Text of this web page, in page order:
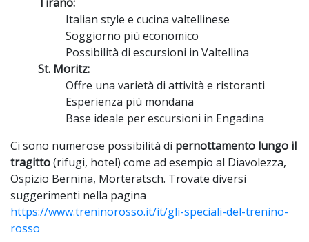
Italian style e cucina valtellinese
Soggiorno più economico
Possibilità di escursioni in Valtellina
St. Moritz:
Offre una varietà di attività e ristoranti
Esperienza più mondana
Base ideale per escursioni in Engadina
Ci sono numerose possibilità di pernottamento lungo il
tragitto(rifugi, hotel) come ad esempio al Diavolezza,
Ospizio Bernina, Morteratsch. Trovate diversi
suggerimenti nella pagina
https://www.treninorosso.it/it/gli-speciali-del-trenino-
rosso